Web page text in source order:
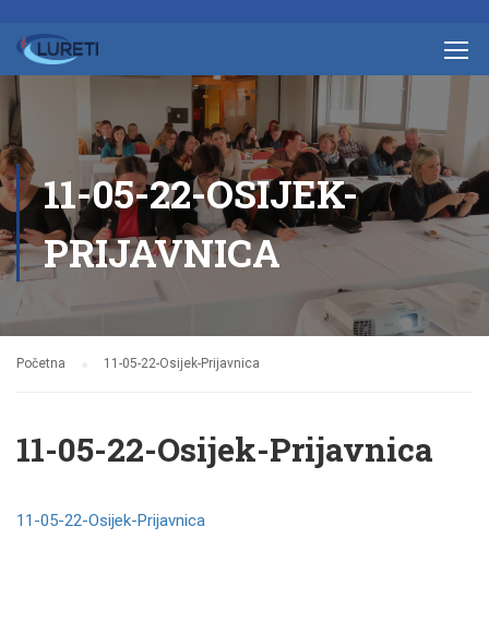
11-05-22-OSIJEK-
PRIJAVNICA
Početna 11-05-22-Osijek-Prijavnica
11-05-22-Osijek-Prijavnica
11-05-22-Osijek-Prijavnica